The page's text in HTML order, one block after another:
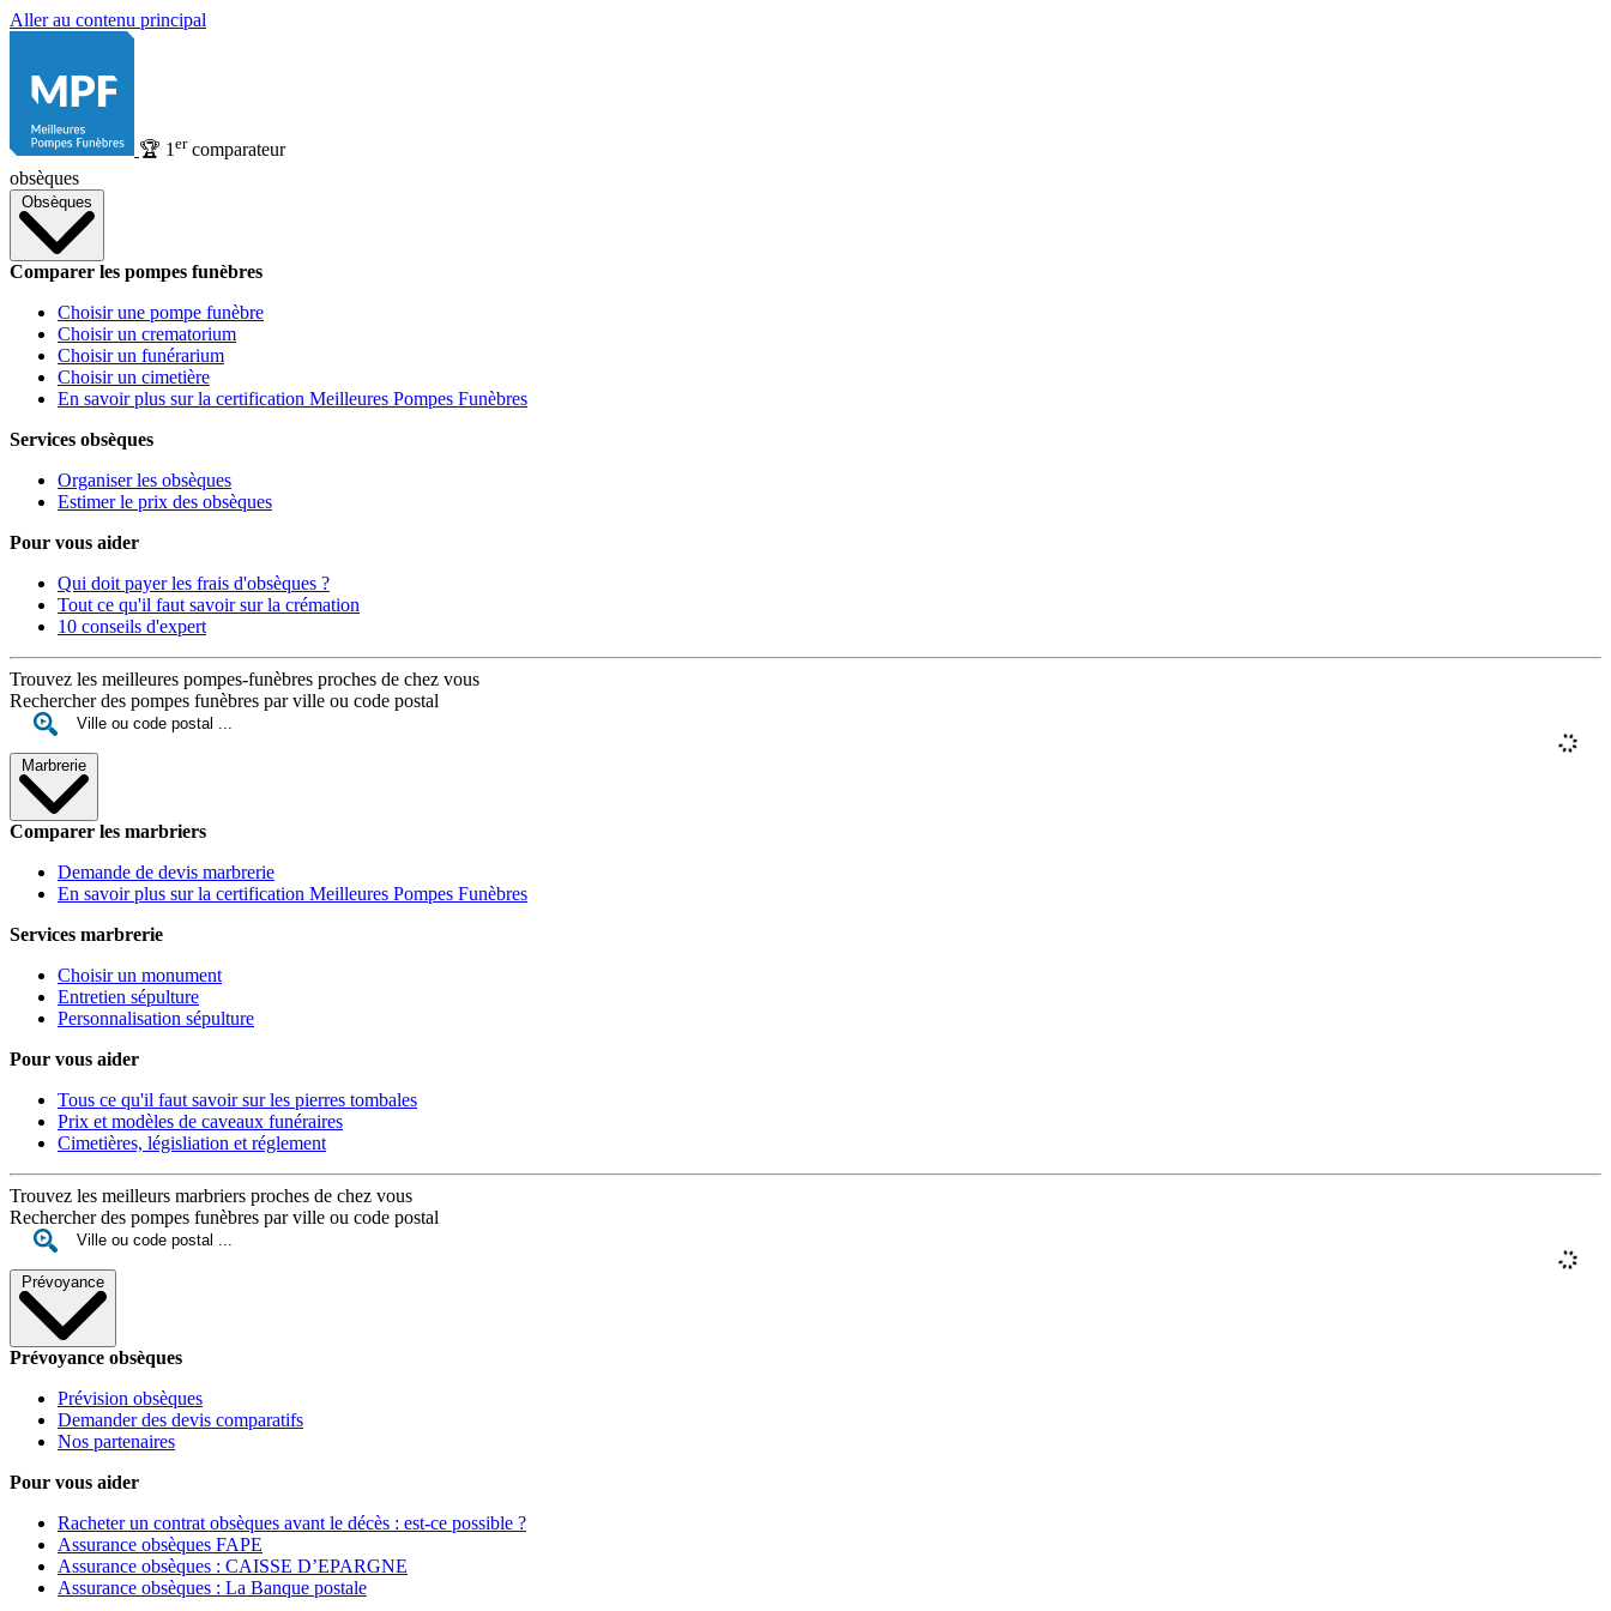
Aller au contenu principal
🏆 1 ercomparateur
obsèques
Obsèques
Comparer les pompes funèbres
Choisir une pompe funèbre
Choisir un crematorium
Choisir un funérarium
Choisir un cimetière
En savoir plus sur la certification Meilleures Pompes Funèbres
Services obsèques
Organiser les obsèques
Estimer le prix des obsèques
Pour vous aider
Qui doit payer les frais d'obsèques ?
Tout ce qu'il faut savoir sur la crémation
10 conseils d'expert
Trouvez les meilleures pompes-funèbres proches de chez vous
Rechercher des pompes funèbres par ville ou code postal
Marbrerie
Comparer les marbriers
Demande de devis marbrerie
En savoir plus sur la certification Meilleures Pompes Funèbres
Services marbrerie
Choisir un monument
Entretien sépulture
Personnalisation sépulture
Pour vous aider
Tous ce qu'il faut savoir sur les pierres tombales
Prix et modèles de caveaux funéraires
Cimetières, législiation et réglement
Trouvez les meilleurs marbriers proches de chez vous
Rechercher des pompes funèbres par ville ou code postal
Prévoyance
Prévoyance obsèques
Prévision obsèques
Demander des devis comparatifs
Nos partenaires
Pour vous aider
Racheter un contrat obsèques avant le décès : est-ce possible ?
Assurance obsèques FAPE
Assurance obsèques : CAISSE D’EPARGNE
Assurance obsèques : La Banque postale